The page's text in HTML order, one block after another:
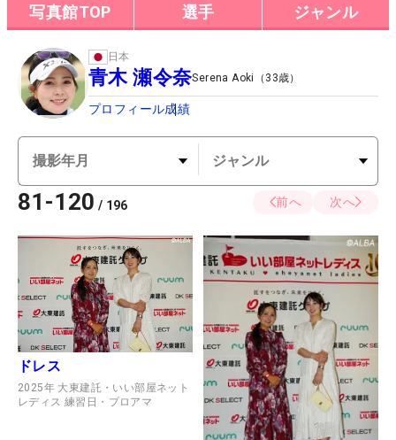
写真館TOP 選手 ジャンル
日本
青木 瀬令奈Serena Aoki （ 33歳）
プロフィール成績
81 -120 / 196 前へ 次へ
ドレス
2025年 大東建託・いい部屋ネット
レディス 練習日・プロアマ